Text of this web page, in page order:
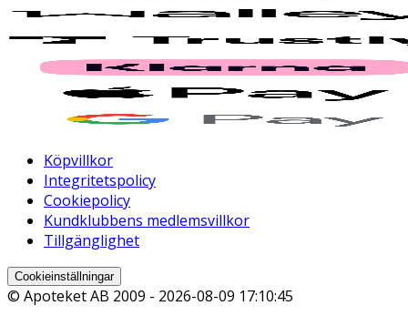
Köpvillkor
Integritetspolicy
Cookiepolicy
Kundklubbens medlemsvillkor
Tillgänglighet
Cookieinställningar
© Apoteket AB 2009 - 2026-08-09 17:10:45